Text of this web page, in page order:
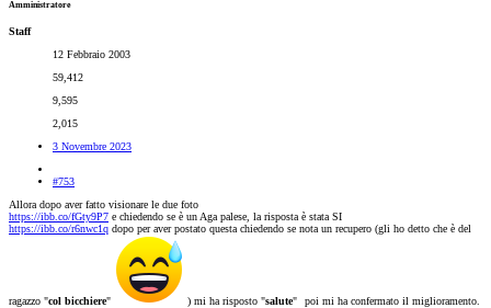
Amministratore
Staff
12 Febbraio 2003
59,412
9,595
2,015
3 Novembre 2023
#753
Allora dopo aver fatto visionare le due foto
https://ibb.co/fGty9P7 e chiedendo se è un Aga palese, la risposta è stata SI
https://ibb.co/r6nwc1q dopo per aver postato questa chiedendo se nota un recupero (gli ho detto che è del
ragazzo "col bicchiere" ) mi ha risposto "salute"
poi mi ha confermato il miglioramento.